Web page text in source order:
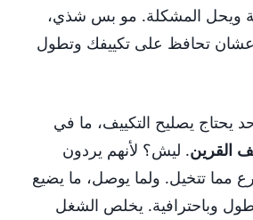
ويحل المشكلة. مو بس شذي،
تحافظ على تكييفك وتطول
يحتاج يصليح التكييف، ما في
القرين. ليش؟ لأنهم يردون
مما تتخيل. ولما يوصل، ما يضيع
وباحترافية. يخلص الشغل